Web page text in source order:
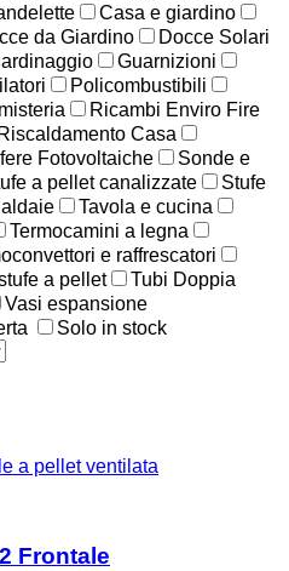
Casa e giardino
da Giardino
Docce Solari
Guarnizioni
Policombustibili
Ricambi Enviro Fire
Riscaldamento Casa
Fotovoltaiche
Sonde e
a pellet canalizzate
Stufe
Tavola e cucina
Termocamini a legna
e raffrescatori
a pellet
Tubi Doppia
Vasi espansione
Solo in stock
Frontale